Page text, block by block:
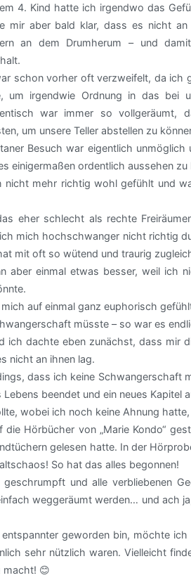
4. Kind hatte ich irgendwo das
mir aber bald klar, dass es nicht
an dem Drumherum – und
schon vorher oft verzweifelt, da ich
um irgendwie Ordnung in das bei
war immer so vollgeräumt,
um unsere Teller abstellen zu
Besuch war eigentlich
einigermaßen ordentlich aussehen zu
mehr richtig wohl gefühlt und
eher schlecht als rechte
mich hochschwanger nicht richtig
mit oft so wütend und traurig
einmal etwas besser, weil ich
auf einmal ganz euphorisch
müsste – so war es
ich dachte eben zunächst, dass mir
nicht an ihnen lag.
dass ich keine Schwangerschaft
beendet und ein neues Kapitel
wobei ich noch keine Ahnung
Hörbücher von „Marie Kondo“
gelesen hatte. In der
So hat das alles begonnen!
und alle verbliebenen
weggeräumt werden… und ach
geworden bin, möchte ich
sehr nützlich waren. Vielleicht
macht! 😊